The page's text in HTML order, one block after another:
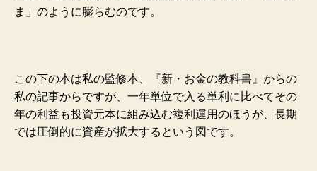
ま」のように膨らむのです。
この下の本は私の監修本、『新・お金の教科書』からの
私の記事からですが、一年単位で入る単利に比べてその
年の利益も投資元本に組み込む複利運用のほうが、長期
では圧倒的に資産が拡大するという図です。